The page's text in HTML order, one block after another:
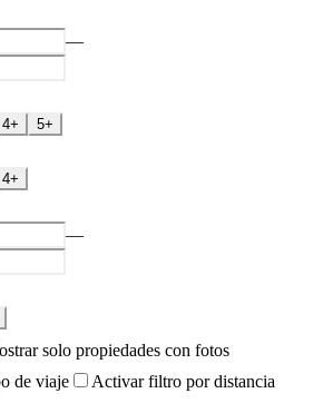
—
4+ 5+
4+
—
solo propiedades con fotos
de viaje
Activar filtro por distancia